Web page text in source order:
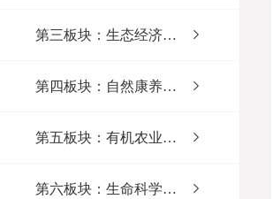
第三板块：生态经济之镇
第四板块：自然康养之乡
第五板块：有机农业之谷
第六板块：生命科学之村